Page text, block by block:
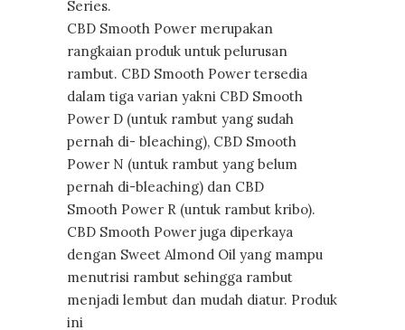
Series.
CBD Smooth Power merupakan
rangkaian produk untuk pelurusan
rambut. CBD Smooth Power tersedia
dalam tiga varian yakni CBD Smooth
Power D (untuk rambut yang sudah
pernah di- bleaching), CBD Smooth
Power N (untuk rambut yang belum
pernah di-bleaching) dan CBD
Smooth Power R (untuk rambut kribo).
CBD Smooth Power juga diperkaya
dengan Sweet Almond Oil yang mampu
menutrisi rambut sehingga rambut
menjadi lembut dan mudah diatur. Produk
ini